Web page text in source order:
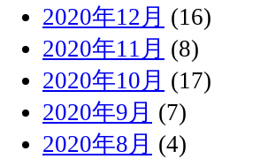
2020年12月 (16)
2020年11月 (8)
2020年10月 (17)
2020年9月 (7)
2020年8月 (4)